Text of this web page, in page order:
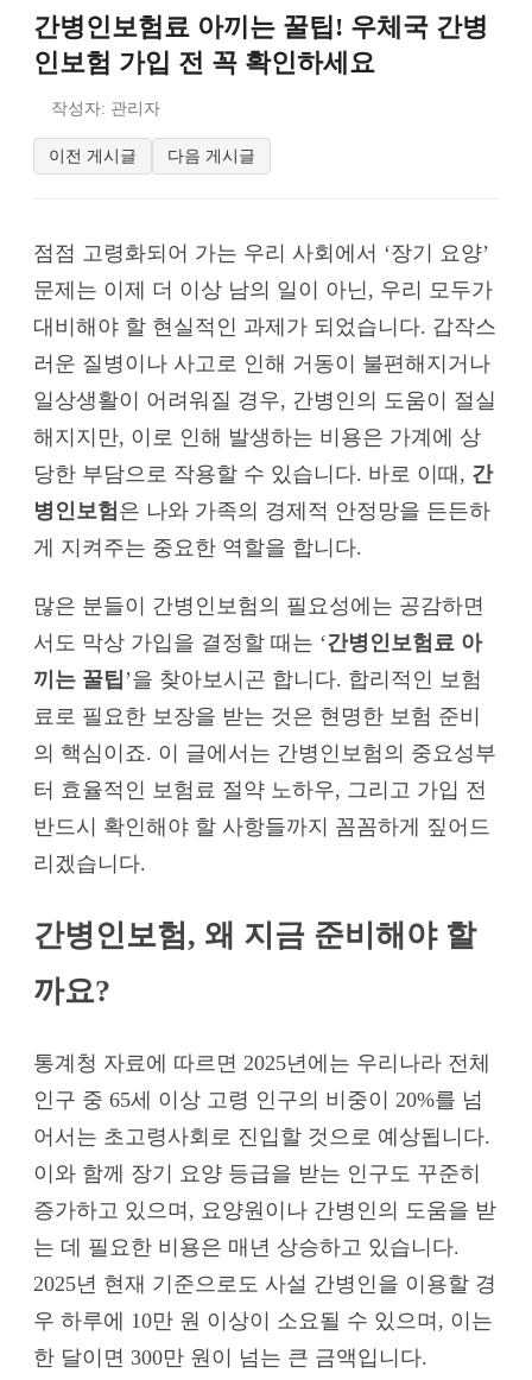
간병인보험료 아끼는 꿀팁! 우체국 간병
인보험 가입 전 꼭 확인하세요
작성자: 관리자
이전 게시글 다음 게시글
점점 고령화되어 가는 우리 사회에서 ‘장기 요양’
문제는 이제 더 이상 남의 일이 아닌, 우리 모두가
대비해야 할 현실적인 과제가 되었습니다. 갑작스
러운 질병이나 사고로 인해 거동이 불편해지거나
일상생활이 어려워질 경우, 간병인의 도움이 절실
해지지만, 이로 인해 발생하는 비용은 가계에 상
당한 부담으로 작용할 수 있습니다. 바로 이때, 간
병인보험은 나와 가족의 경제적 안정망을 든든하
게 지켜주는 중요한 역할을 합니다.
많은 분들이 간병인보험의 필요성에는 공감하면
서도 막상 가입을 결정할 때는 ‘간병인보험료 아
끼는 꿀팁’을 찾아보시곤 합니다. 합리적인 보험
료로 필요한 보장을 받는 것은 현명한 보험 준비
의 핵심이죠. 이 글에서는 간병인보험의 중요성부
터 효율적인 보험료 절약 노하우, 그리고 가입 전
반드시 확인해야 할 사항들까지 꼼꼼하게 짚어드
리겠습니다.
간병인보험, 왜 지금 준비해야 할
까요?
통계청 자료에 따르면 2025년에는 우리나라 전체
인구 중 65세 이상 고령 인구의 비중이 20%를 넘
어서는 초고령사회로 진입할 것으로 예상됩니다.
이와 함께 장기 요양 등급을 받는 인구도 꾸준히
증가하고 있으며, 요양원이나 간병인의 도움을 받
는 데 필요한 비용은 매년 상승하고 있습니다.
2025년 현재 기준으로도 사설 간병인을 이용할 경
우 하루에 10만 원 이상이 소요될 수 있으며, 이는
한 달이면 300만 원이 넘는 큰 금액입니다.